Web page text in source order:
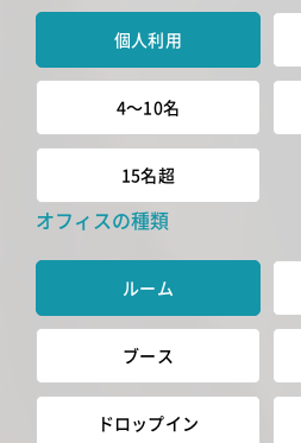
個人利用
4～10名
15名超
オフィスの種類
ルーム
ブース
ドロップイン